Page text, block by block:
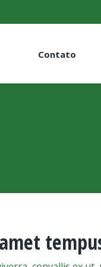
Contato